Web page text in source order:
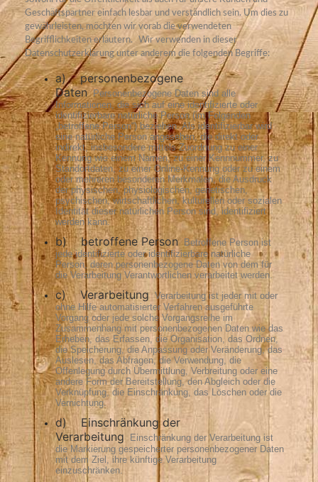
Geschäftspartner einfach lesbar und verständlich sein. Um dies zu
gewährleisten, möchten wir vorab die verwendeten
Begrifflichkeiten erläutern. Wir verwenden in dieser
Datenschutzerklärung unter anderem die folgenden Begriffe:
a) personenbezogene
Daten Personenbezogene Daten sind alle
Informationen, die sich auf eine identifizierte oder
identifizierbare natürliche Person (im Folgenden
„betroffene Person“) beziehen. Als identifizierbar wird
eine natürliche Person angesehen, die direkt oder
indirekt, insbesondere mittels Zuordnung zu einer
Kennung wie einem Namen, zu einer Kennnummer, zu
Standortdaten, zu einer Online-Kennung oder zu einem
oder mehreren besonderen Merkmalen, die Ausdruck
der physischen, physiologischen, genetischen,
psychischen, wirtschaftlichen, kulturellen oder sozialen
Identität dieser natürlichen Person sind, identifiziert
werden kann.
b) betroffene Person
Betroffene Person ist
jede identifizierte oder identifizierbare natürliche
Person, deren personenbezogene Daten von dem für
die Verarbeitung Verantwortlichen verarbeitet werden.
c) Verarbeitung Verarbeitung ist jeder mit oder
ohne Hilfe automatisierter Verfahren ausgeführte
Vorgang oder jede solche Vorgangsreihe im
Zusammenhang mit personenbezogenen Daten wie das
Erheben, das Erfassen, die Organisation, das Ordnen,
die Speicherung, die Anpassung oder Veränderung, das
Auslesen, das Abfragen, die Verwendung, die
Offenlegung durch Übermittlung, Verbreitung oder eine
andere Form der Bereitstellung, den Abgleich oder die
Verknüpfung, die Einschränkung, das Löschen oder die
Vernichtung.
d) Einschränkung der
Verarbeitung
Einschränkung der Verarbeitung ist
die Markierung gespeicherter personenbezogener Daten
mit dem Ziel, ihre künftige Verarbeitung
einzuschränken.